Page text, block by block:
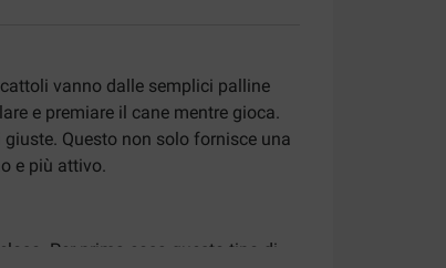
vanno dalle semplici palline
e premiare il cane mentre gioca.
Questo non solo fornisce una
e più attivo.
Per prima cosa questo tipo di